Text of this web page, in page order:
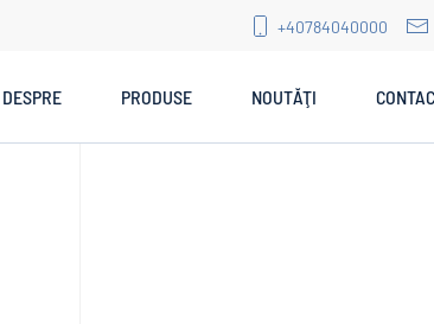
+40784040000
DESPRE PRODUSE NOUTĂŢI